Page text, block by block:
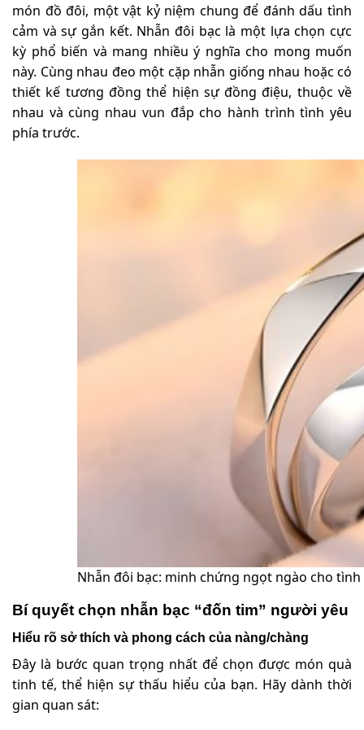
món đồ đôi, một vật kỷ niệm chung để đánh dấu tình
cảm và sự gắn kết. Nhẫn đôi bạc là một lựa chọn cực
kỳ phổ biến và mang nhiều ý nghĩa cho mong muốn
này. Cùng nhau đeo một cặp nhẫn giống nhau hoặc có
thiết kế tương đồng thể hiện sự đồng điệu, thuộc về
nhau và cùng nhau vun đắp cho hành trình tình yêu
phía trước.
Nhẫn đôi bạc: minh chứng ngọt ngào cho
Bí quyết chọn nhẫn bạc “đốn tim” người yêu
Hiểu rõ sở thích và phong cách của nàng/chàng
Đây là bước quan trọng nhất để chọn được món quà
tinh tế, thể hiện sự thấu hiểu của bạn. Hãy dành thời
gian quan sát: